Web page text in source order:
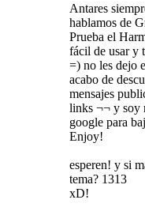
Antares
hablamos de
Prueba el
fácil de usar y
=) no les dejo
acabo de
mensajes
links ¬¬ y soy
google para
Enjoy!
esperen! y si
tema? 1313
xD!